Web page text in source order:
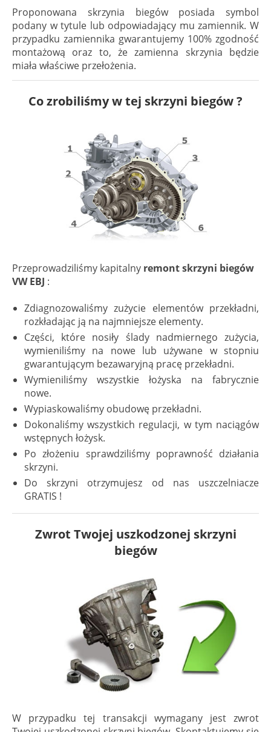
Proponowana skrzynia biegów posiada symbol
podany w tytule lub odpowiadający mu zamiennik. W
przypadku zamiennika gwarantujemy 100% zgodność
montażową oraz to, że zamienna skrzynia będzie
miała właściwe przełożenia.
Co zrobiliśmy w tej skrzyni biegów ?
Przeprowadziliśmy kapitalny remont skrzyni biegów
VW EBJ :
Zdiagnozowaliśmy zużycie elementów przekładni,
rozkładając ją na najmniejsze elementy.
Części, które nosiły ślady nadmiernego zużycia,
wymieniliśmy na nowe lub używane w stopniu
gwarantującym bezawaryjną pracę przekładni.
Wymieniliśmy wszystkie łożyska na fabrycznie
nowe.
Wypiaskowaliśmy obudowę przekładni.
Dokonaliśmy wszystkich regulacji, w tym naciągów
wstępnych łożysk.
Po złożeniu sprawdziliśmy poprawność działania
skrzyni.
Do skrzyni otrzymujesz od nas uszczelniacze
GRATIS !
Zwrot Twojej uszkodzonej skrzyni
biegów
W przypadku tej transakcji wymagany jest zwrot